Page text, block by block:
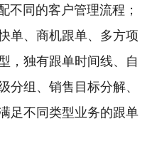
不同的客户管理流程；
单、商机跟单、多方项
，独有跟单时间线、自
分组、销售目标分解、
足不同类型业务的跟单